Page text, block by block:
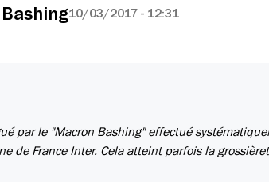
10/03/2017 - 12:31
par le "Macron Bashing" effectué
de France Inter. Cela atteint parfois la